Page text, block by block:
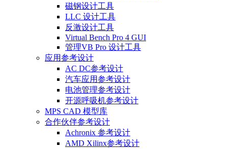
磁钢设计工具
LLC 设计工具
反激设计工具
Virtual Bench Pro 4 GUI
管理VB Pro 设计工具
应用参考设计
AC DC参考设计
汽车应用参考设计
电池管理参考设计
开源呼吸机参考设计
MPS CAD 模型库
合作伙伴参考设计
Achronix 参考设计
AMD Xilinx参考设计